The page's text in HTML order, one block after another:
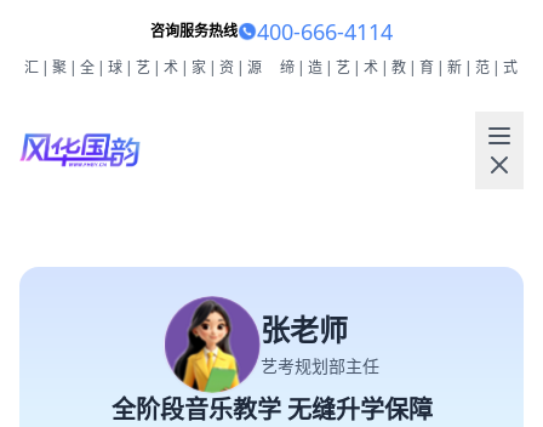
咨询服务热线 400-666-4114
汇|聚|全|球|艺|术|家|资|源 缔|造|艺|术|教|育|新|范|式
张老师
艺考规划部主任
全阶段音乐教学 无缝升学保障